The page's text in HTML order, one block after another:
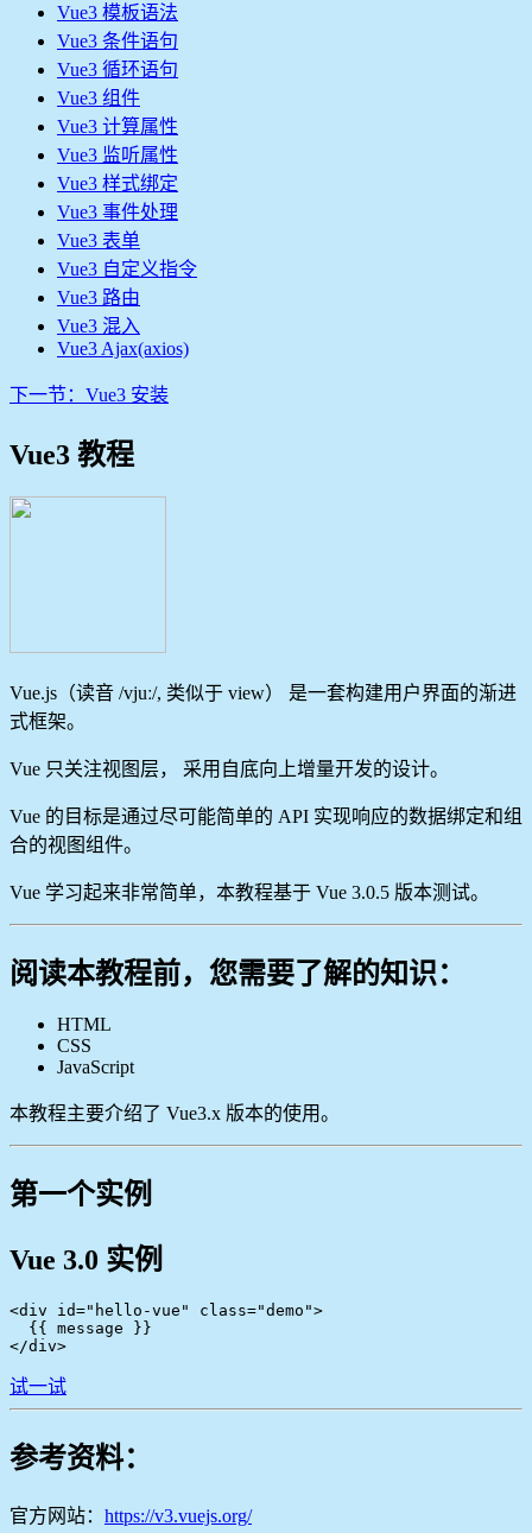
Vue3 模板语法
Vue3 条件语句
Vue3 循环语句
Vue3 组件
Vue3 计算属性
Vue3 监听属性
Vue3 样式绑定
Vue3 事件处理
Vue3 表单
Vue3 自定义指令
Vue3 路由
Vue3 混入
Vue3 Ajax(axios)
下一节：Vue3 安装
Vue3 教程
Vue.js（读音 /vjuː/, 类似于 view） 是一套构建用户界面的渐进
式框架。
Vue 只关注视图层， 采用自底向上增量开发的设计。
Vue 的目标是通过尽可能简单的 API 实现响应的数据绑定和组
合的视图组件。
Vue 学习起来非常简单，本教程基于 Vue 3.0.5 版本测试。
阅读本教程前，您需要了解的知识：
HTML
CSS
JavaScript
本教程主要介绍了 Vue3.x 版本的使用。
第一个实例
Vue 3.0 实例
<div id="hello-vue" class="demo">
  {{ message }}
</div>
试一试
参考资料：
官方网站： https://v3.vuejs.org/